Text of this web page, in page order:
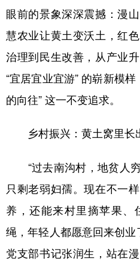
陕西 甘肃
新疆 内蒙古
眼前的景象深深震撼：漫
慧农业让黄土变沃土，红
治理到民生改善，从产业
“宜居宜业宜游” 的崭新模
的向往” 这一不变追求。
乡村振兴：黄土窝里长
“过去南沟村，地贫人
只剩老弱妇孺。现在不一
养，还能来村里摘苹果、
绳，年轻人都愿意回来创
党支部书记张润生，站在